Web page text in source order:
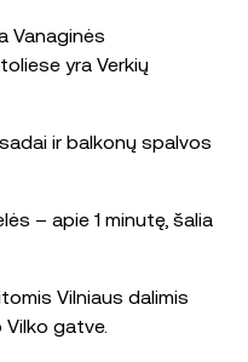
Vanaginės
yra Verkių
ir balkonų spalvos
– apie 1 minutę, šalia
Vilniaus dalimis
Vilko gatve.